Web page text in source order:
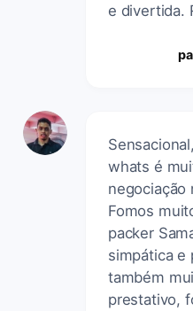
e divertida.
whats é
negociação
Fomos
packer
simpática e
também
prestativo,